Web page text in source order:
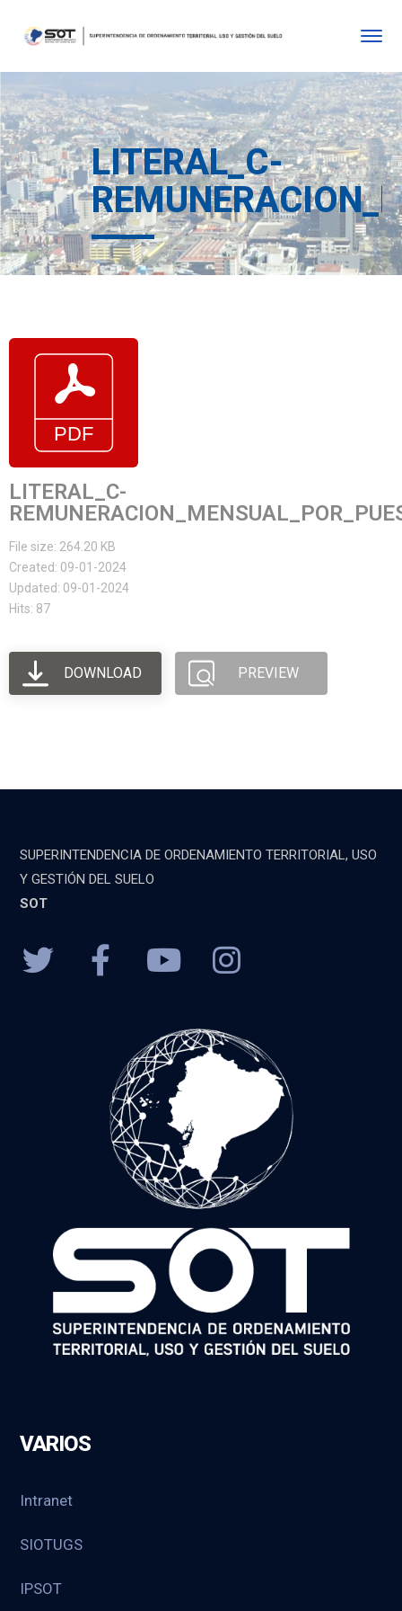
LITERAL_C-
LITERAL_C-
File size: 264.20 KB
Created: 09-01-2024
Updated: 09-01-2024
Hits: 87
DOWNLOAD PREVIEW
SUPERINTENDENCIA DE ORDENAMIENTO TERRITORIAL, USO
Y GESTIÓN DEL SUELO
SOT
VARIOS
Intranet
SIOTUGS
IPSOT